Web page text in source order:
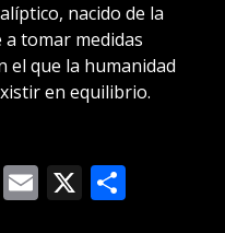
nacido de la
tomar medidas
que la humanidad
en equilibrio.
Google
Email
X